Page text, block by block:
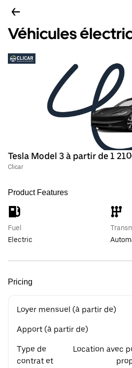
Véhicules
Tesla Model 3 à partir de 1
Clicar
Product Features
Fuel
Electric
Pricing
Loyer mensuel (à partir de)
Apport (à partir de)
Type de
contrat et
Location avec